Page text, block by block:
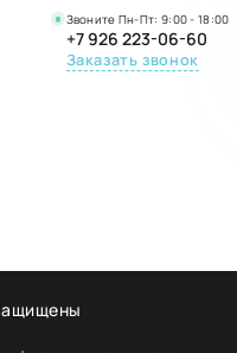
Звоните Пн-Пт: 9:00 - 18:00
+7 926 223-06-60
Заказать звонок